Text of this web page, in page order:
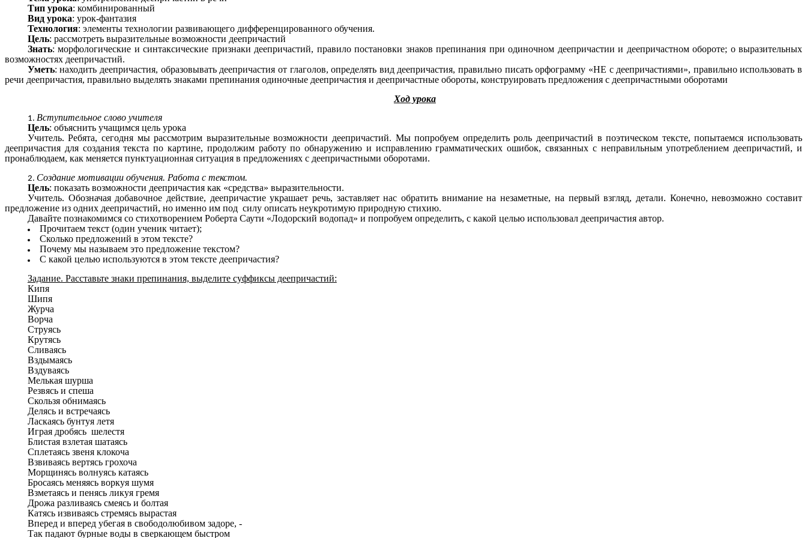
Тип урока: комбинированный
Вид урока: урок-фантазия
Технология: элементы технологии развивающего дифференцированного обучения.
Цель: рассмотреть выразительные возможности деепричастий
Знать: морфологические и синтаксические признаки деепричастий, правило постановки знаков препинания при одиночном деепричастии и деепричастном обороте; о выразительных
возможностях деепричастий.
Уметь: находить деепричастия, образовывать деепричастия от глаголов, определять вид деепричастия, правильно писать орфограмму «НЕ с деепричастиями», правильно использовать в
речи деепричастия, правильно выделять знаками препинания одиночные деепричастия и деепричастные обороты, конструировать предложения с деепричастными оборотами
Ход урока
Вступительное слово учителя
Цель: объяснить учащимся цель урока
Учитель. Ребята, сегодня мы рассмотрим выразительные возможности деепричастий. Мы попробуем определить роль деепричастий в поэтическом тексте, попытаемся использовать
деепричастия для создания текста по картине, продолжим работу по обнаружению и исправлению грамматических ошибок, связанных с неправильным употреблением деепричастий, и
пронаблюдаем, как меняется пунктуационная ситуация в предложениях с деепричастными оборотами.
Создание мотивации обучения. Работа с текстом.
Цель: показать возможности деепричастия как «средства» выразительности.
Учитель. Обозначая добавочное действие, деепричастие украшает речь, заставляет нас обратить внимание на незаметные, на первый взгляд, детали. Конечно, невозможно составит
предложение из одних деепричастий, но именно им под силу описать неукротимую природную стихию.
Давайте познакомимся со стихотворением Роберта Саути «Лодорский водопад» и попробуем определить, с какой целью использовал деепричастия автор.
Прочитаем текст (один ученик читает);
Сколько предложений в этом тексте?
Почему мы называем это предложение текстом?
С какой целью используются в этом тексте деепричастия?
Задание. Расставьте знаки препинания, выделите суффиксы деепричастий:
Кипя
Шипя
Журча
Ворча
Струясь
Крутясь
Сливаясь
Вздымаясь
Вздуваясь
Мелькая шурша
Резвясь и спеша
Скользя обнимаясь
Делясь и встречаясь
Ласкаясь бунтуя летя
Играя дробясь шелестя
Блистая взлетая шатаясь
Сплетаясь звеня клокоча
Взвиваясь вертясь грохоча
Морщинясь волнуясь катаясь
Бросаясь меняясь воркуя шумя
Взметаясь и пенясь ликуя гремя
Дрожа разливаясь смеясь и болтая
Катясь извиваясь стремясь вырастая
Вперед и вперед убегая в свободолюбивом задоре, -
Так падают бурные воды в сверкающем быстром